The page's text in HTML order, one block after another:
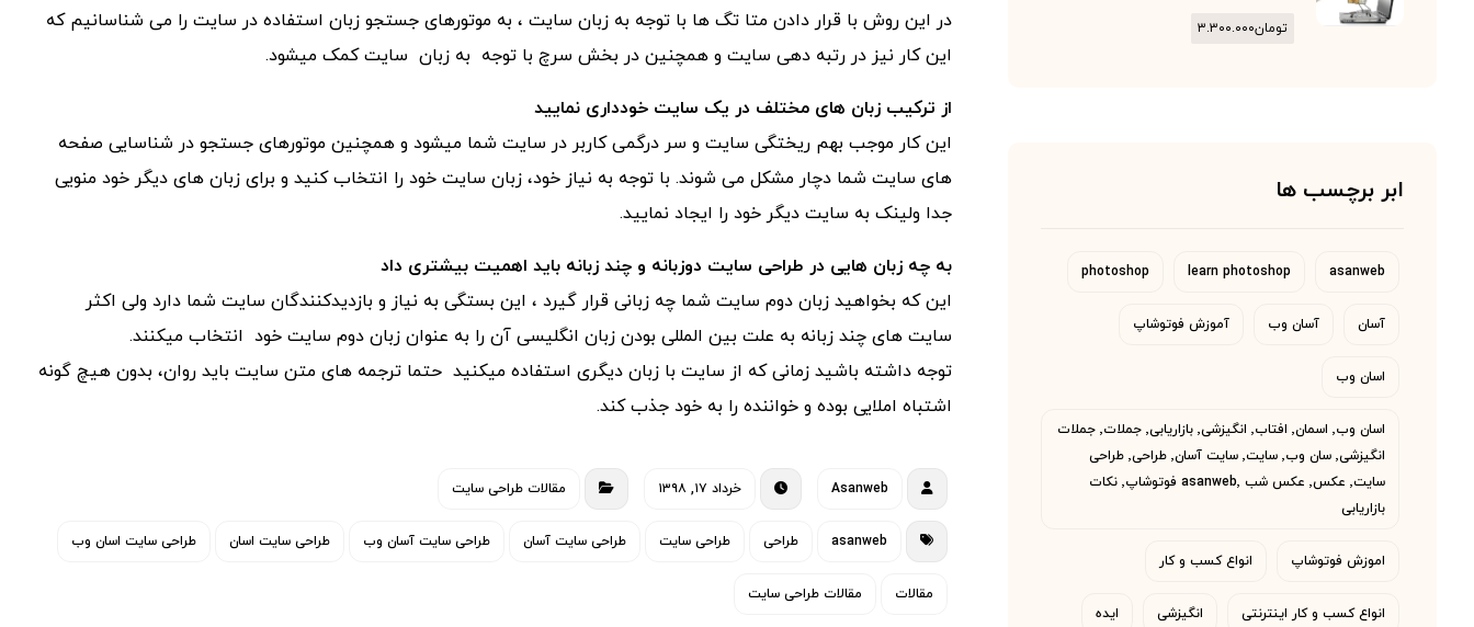
در این روش با قرار دادن متا تگ ها با توجه به زبان سایت ، به موتورهای جستجو زبان استفاده در سایت را می شناسانیم که
این کار نیز در رتبه دهی سایت و همچنین در بخش سرچ با توجه به زبان سایت کمک میشود.
از ترکیب زبان های مختلف در یک سایت خودداری نمایید
این کار موجب بهم ریختگی سایت و سر درگمی کاربر در سایت شما میشود و همچنین موتورهای جستجو در شناسایی صفحه
های سایت شما دچار مشکل می شوند. با توجه به نیاز خود، زبان سایت خود را انتخاب کنید و برای زبان های دیگر خود منویی
جدا ولینک به سایت دیگر خود را ایجاد نمایید.
به چه زبان هایی در طراحی سایت دوزبانه و چند زبانه باید اهمیت بیشتری داد
این که بخواهید زبان دوم سایت شما چه زبانی قرار گیرد ، این بستگی به نیاز و بازدیدکنندگان سایت شما دارد ولی اکثر
سایت های چند زبانه به علت بین المللی بودن زبان انگلیسی آن را به عنوان زبان دوم سایت خود انتخاب میکنند.
توجه داشته باشید زمانی که از سایت با زبان دیگری استفاده میکنید حتما ترجمه های متن سایت باید روان، بدون هیچ گونه
اشتباه املایی بوده و خواننده را به خود جذب کند.
Asanweb خرداد ۱۷, ۱۳۹۸ مقالات طراحی سایت
asanweb طراحی طراحی سایت طراحی سایت آسان طراحی سایت آسان وب طراحی سایت اسان طراحی سایت اسان وب
مقالات مقالات طراحی سایت
تومان۳.۳۰۰.۰۰۰
ابر برچسب ها
asanweb
learn photoshop
photoshop
آسان آسان وب آموزش فوتوشاپ
اسان وب
اسان وب٬ اسمان٬ افتاب٬ انگیزشی٬ بازاریابی٬ جملات٬ جملات
انگیزشی٬ سان وب٬ سایت٬ سایت آسان٬ طراحی٬ طراحی
سایت٬ عکس٬ عکس شب asanweb٬ فوتوشاپ٬ نکات
بازاریابی
اموزش فوتوشاپ انواع کسب و کار
انواع کسب و کار اینترنتی انگیزشی ایده